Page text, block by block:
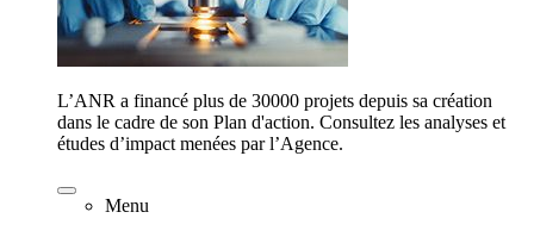
L’ANR a financé plus de 30000 projets depuis sa création
dans le cadre de son Plan d'action. Consultez les analyses et
études d’impact menées par l’Agence.
Menu